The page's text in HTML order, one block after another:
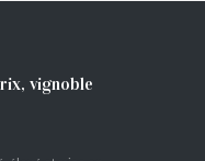
vignoble